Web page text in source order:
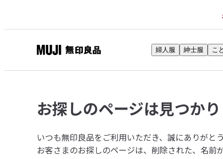
印
品
ネ
ト
ス
婦人服 紳士服 こ
お探しのページは見つか
いつも無印良品をご利用いただき、誠にありがと
お客さまのお探しのページは、削除された、名前